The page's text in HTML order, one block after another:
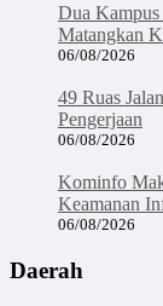
Dua Kampus
Matangkan
06/08/2026
49 Ruas
Pengerjaan
06/08/2026
Kominfo
Keamanan
06/08/2026
Daerah